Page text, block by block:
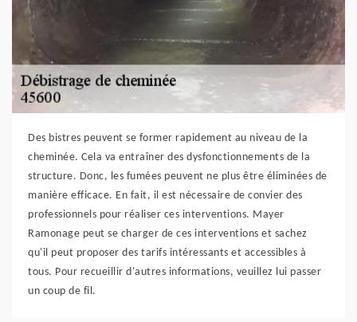
Des bistres peuvent se former rapidement au niveau de la
cheminée. Cela va entraîner des dysfonctionnements de la
structure. Donc, les fumées peuvent ne plus être éliminées de
manière efficace. En fait, il est nécessaire de convier des
professionnels pour réaliser ces interventions. Mayer
Ramonage peut se charger de ces interventions et sachez
qu'il peut proposer des tarifs intéressants et accessibles à
tous. Pour recueillir d'autres informations, veuillez lui passer
un coup de fil.